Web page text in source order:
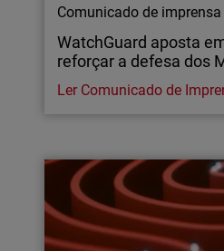
Comunicado de imprensa
WatchGuard aposta
reforçar a defesa dos
Ler Comunicado de